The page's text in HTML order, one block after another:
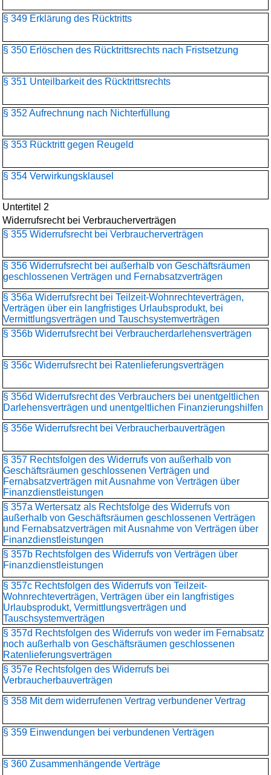
§ 349 Erklärung des Rücktritts
§ 350 Erlöschen des Rücktrittsrechts nach Fristsetzung
§ 351 Unteilbarkeit des Rücktrittsrechts
§ 352 Aufrechnung nach Nichterfüllung
§ 353 Rücktritt gegen Reugeld
§ 354 Verwirkungsklausel
Untertitel 2
Widerrufsrecht bei Verbraucherverträgen
§ 355 Widerrufsrecht bei Verbraucherverträgen
§ 356 Widerrufsrecht bei außerhalb von Geschäftsräumen
geschlossenen Verträgen und Fernabsatzverträgen
§ 356a Widerrufsrecht bei Teilzeit-Wohnrechteverträgen,
Verträgen über ein langfristiges Urlaubsprodukt, bei
Vermittlungsverträgen und Tauschsystemverträgen
§ 356b Widerrufsrecht bei Verbraucherdarlehensverträgen
§ 356c Widerrufsrecht bei Ratenlieferungsverträgen
§ 356d Widerrufsrecht des Verbrauchers bei unentgeltlichen
Darlehensverträgen und unentgeltlichen Finanzierungshilfen
§ 356e Widerrufsrecht bei Verbraucherbauverträgen
§ 357 Rechtsfolgen des Widerrufs von außerhalb von
Geschäftsräumen geschlossenen Verträgen und
Fernabsatzverträgen mit Ausnahme von Verträgen über
Finanzdienstleistungen
§ 357a Wertersatz als Rechtsfolge des Widerrufs von
außerhalb von Geschäftsräumen geschlossenen Verträgen
und Fernabsatzverträgen mit Ausnahme von Verträgen über
Finanzdienstleistungen
§ 357b Rechtsfolgen des Widerrufs von Verträgen über
Finanzdienstleistungen
§ 357c Rechtsfolgen des Widerrufs von Teilzeit-
Wohnrechteverträgen, Verträgen über ein langfristiges
Urlaubsprodukt, Vermittlungsverträgen und
Tauschsystemverträgen
§ 357d Rechtsfolgen des Widerrufs von weder im Fernabsatz
noch außerhalb von Geschäftsräumen geschlossenen
Ratenlieferungsverträgen
§ 357e Rechtsfolgen des Widerrufs bei
Verbraucherbauverträgen
§ 358 Mit dem widerrufenen Vertrag verbundener Vertrag
§ 359 Einwendungen bei verbundenen Verträgen
§ 360 Zusammenhängende Verträge